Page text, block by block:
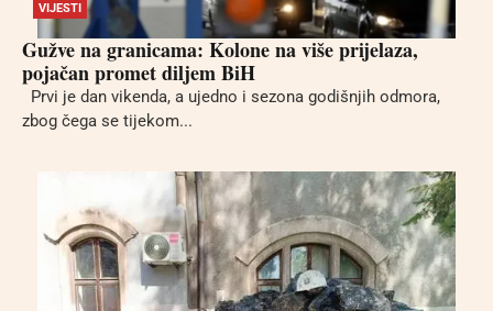
VIJESTI
Gužve na granicama: Kolone na više prijelaza,
pojačan promet diljem BiH
Prvi je dan vikenda, a ujedno i sezona godišnjih odmora,
zbog čega se tijekom...